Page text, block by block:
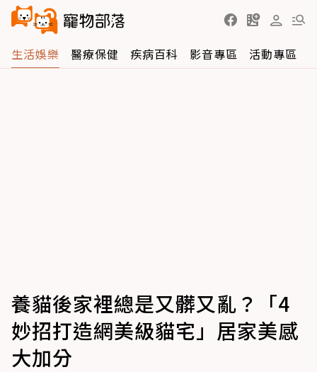
生活娛樂 醫療保健 疾病百科 影音專區 活動專區
養貓後家裡總是又髒又亂？「4
妙招打造網美級貓宅」居家美感
大加分